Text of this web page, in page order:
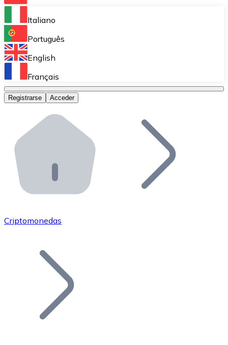
Bitnovo Ramp
Integra nuestra solución en tu plataforma.
Bitnovo Giftcards
Bitnovo OTC
Bitnovo ATM
Integra un ATM Bitnovo en tu negocio y permite que
Bitnovo API
Integra nuestra API en tu ecosistema.
Únete a nuestra red de distribuidores.
Añade tu proyecto a nuestro ecosistema.
Italiano
Português
English
Français
Registrarse Acceder
Criptomonedas